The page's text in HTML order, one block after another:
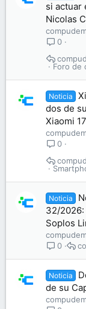
si actuar
Nicolas
0
Foro de
Noticia
dos de
Xiaomi
0
Noticia
32/2026:
Soplos
0
Noticia
de su